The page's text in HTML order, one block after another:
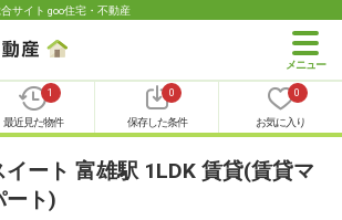
サイト goo住宅・不動産
1
最近見た物件
0
保存した条件
0
お気に入り
ート 富雄駅 1LDK 賃貸(賃貸マ
ート)